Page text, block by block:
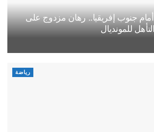
جنوب إفريقيا.. رهان مزدوج على
للمونديال
رياضة